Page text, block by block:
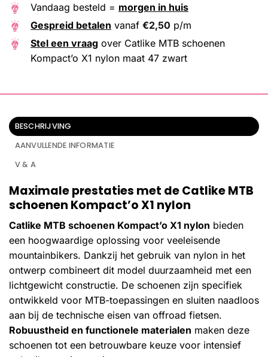
Vandaag besteld = morgen in huis
Gespreid betalen vanaf €2,50 p/m
Stel een vraag over Catlike MTB schoenen
Kompact’o X1 nylon maat 47 zwart
BESCHRIJVING
AANVULLENDE INFORMATIE
V & A
Maximale prestaties met de Catlike MTB
schoenen Kompact’o X1 nylon
Catlike MTB schoenen Kompact’o X1 nylon bieden
een hoogwaardige oplossing voor veeleisende
mountainbikers. Dankzij het gebruik van nylon in het
ontwerp combineert dit model duurzaamheid met een
lichtgewicht constructie. De schoenen zijn specifiek
ontwikkeld voor MTB-toepassingen en sluiten naadloos
aan bij de technische eisen van offroad fietsen.
Robuustheid en functionele materialen maken deze
schoenen tot een betrouwbare keuze voor intensief